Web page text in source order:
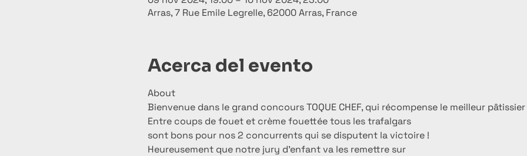
Arras, 7 Rue Emile Legrelle, 62000 Arras, France
Acerca del evento
About
Bienvenue dans le grand concours TOQUE CHEF, qui récompense le meilleur pâtissier
Entre coups de fouet et crème fouettée tous les trafalgars
sont bons pour nos 2 concurrents qui se disputent la victoire !
Heureusement que notre jury d’enfant va les remettre sur